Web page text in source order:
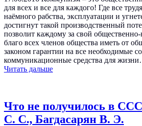
для всех и все для каждого! Где все
наёмного рабства, эксплуатации и
достигнут такой производственный
позволит каждому за свой
благо всех членов общества иметь от
законом гарантии на все необходимые
коммуникационные средства для
Читать дальше
Что не получилось в
С. С., Багдасарян В. Э.